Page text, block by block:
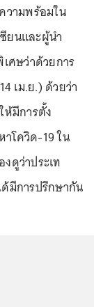
วามพร้อมใน
ยนและผู้นำ
ศษว่าด้วยการ
เม.ย.) ด้วยว่า
ห้มีการตั้ง
โควิด-19 ใน
ดูว่าประเท
มีการปรึกษากัน